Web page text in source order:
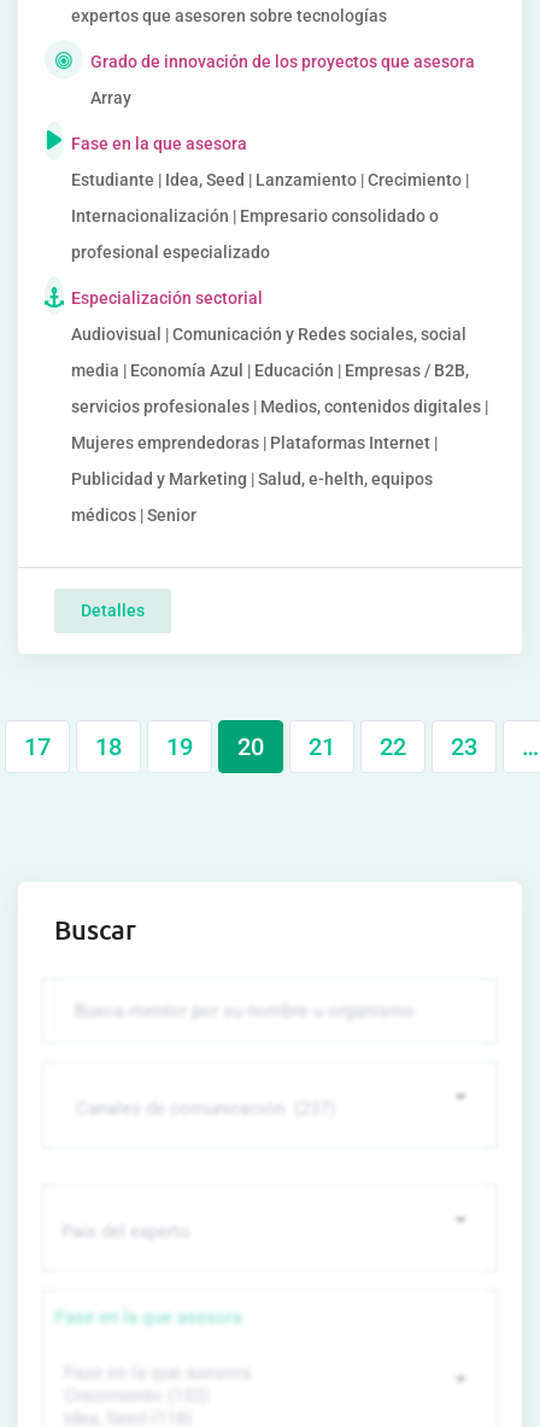
expertos que asesoren sobre tecnologías
Grado de innovación de los proyectos que asesora
Array
Fase en la que asesora
Estudiante | Idea, Seed | Lanzamiento | Crecimiento |
Internacionalización | Empresario consolidado o
profesional especializado
Especialización sectorial
Audiovisual | Comunicación y Redes sociales, social
media | Economía Azul | Educación | Empresas / B2B,
servicios profesionales | Medios, contenidos digitales |
Mujeres emprendedoras | Plataformas Internet |
Publicidad y Marketing | Salud, e-helth, equipos
médicos | Senior
Detalles
17 18 19 20 21 22 23 …
Buscar
Fase en la que asesora